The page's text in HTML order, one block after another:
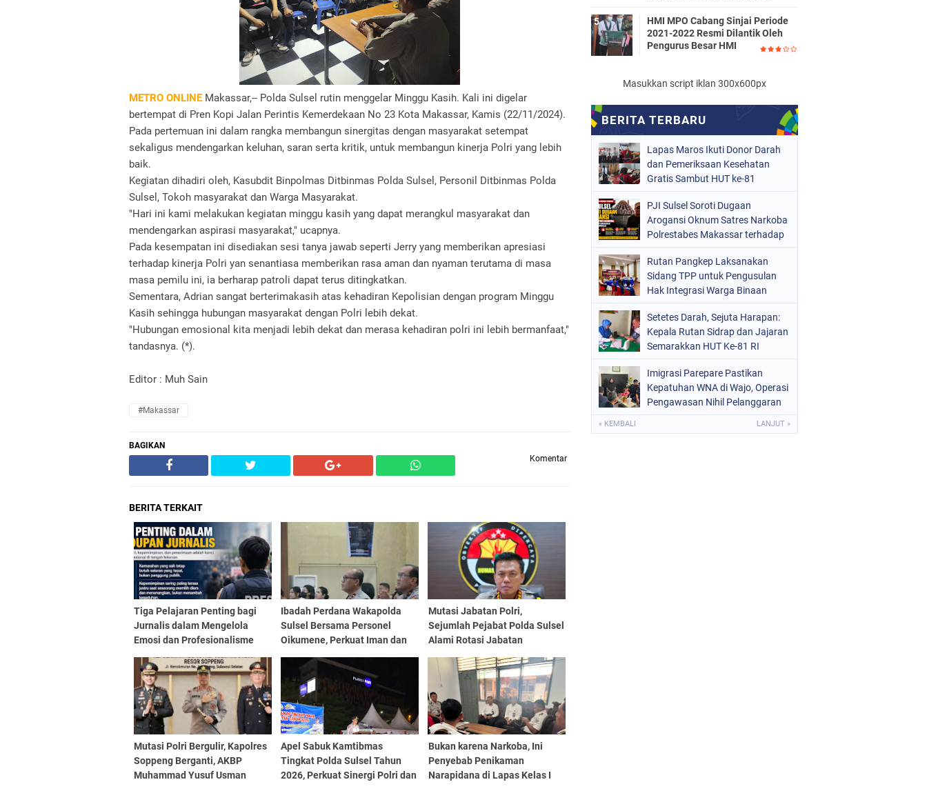
METRO ONLINEMakassar,-- Polda Sulsel rutin menggelar Minggu Kasih. Kali ini digelar
bertempat di Pren Kopi Jalan Perintis Kemerdekaan No 23 Kota Makassar, Kamis (22/11/2024).
Pada pertemuan ini dalam rangka membangun sinergitas dengan masyarakat setempat
sekaligus mendengarkan keluhan, saran serta kritik, untuk membangun kinerja Polri yang lebih
baik.
Kegiatan dihadiri oleh, Kasubdit Binpolmas Ditbinmas Polda Sulsel, Personil Ditbinmas Polda
Sulsel, Tokoh masyarakat dan Warga Masyarakat.
"Hari ini kami melakukan kegiatan minggu kasih yang dapat merangkul masyarakat dan
mendengarkan aspirasi masyarakat," ucapnya.
Pada kesempatan ini disediakan sesi tanya jawab seperti Jerry yang memberikan apresiasi
terhadap kinerja Polri yan senantiasa memberikan rasa aman dan nyaman terutama di masa
masa pemilu ini, ia berharap patroli dapat terus ditingkatkan.
Sementara, Adrian sangat berterimakasih atas kehadiran Kepolisian dengan program Minggu
Kasih sehingga hubungan masyarakat dengan Polri lebih dekat.
"Hubungan emosional kita menjadi lebih dekat dan merasa kehadiran polri ini lebih bermanfaat,"
tandasnya. (*).
Editor : Muh Sain
#Makassar
BAGIKAN
Komentar
BERITA TERKAIT
Tiga Pelajaran Penting bagi
Jurnalis dalam Mengelola
Emosi dan Profesionalisme
Ibadah Perdana Wakapolda
Sulsel Bersama Personel
Oikumene, Perkuat Iman dan
Mutasi Jabatan Polri,
Sejumlah Pejabat Polda Sulsel
Alami Rotasi Jabatan
Mutasi Polri Bergulir, Kapolres
Soppeng Berganti, AKBP
Muhammad Yusuf Usman
Apel Sabuk Kamtibmas
Tingkat Polda Sulsel Tahun
2026, Perkuat Sinergi Polri dan
Bukan karena Narkoba, Ini
Penyebab Penikaman
Narapidana di Lapas Kelas I
HMI MPO Cabang Sinjai Periode
2021-2022 Resmi Dilantik Oleh
Pengurus Besar HMI
Masukkan script iklan 300x600px
Lapas Maros Ikuti Donor Darah
dan Pemeriksaan Kesehatan
Gratis Sambut HUT ke-81
PJI Sulsel Soroti Dugaan
Arogansi Oknum Satres Narkoba
Polrestabes Makassar terhadap
Rutan Pangkep Laksanakan
Sidang TPP untuk Pengusulan
Hak Integrasi Warga Binaan
Setetes Darah, Sejuta Harapan:
Kepala Rutan Sidrap dan Jajaran
Semarakkan HUT Ke-81 RI
Imigrasi Parepare Pastikan
Kepatuhan WNA di Wajo, Operasi
Pengawasan Nihil Pelanggaran
« KEMBALI LANJUT »